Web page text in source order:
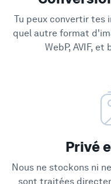
Tu peux convertir tes
quel autre format
WebP, AVIF,
Privé
Nous ne stockons ni
sont traitées